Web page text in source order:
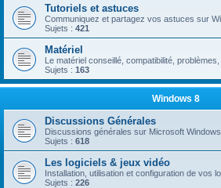
Tutoriels et astuces
Communiquez et partagez vos astuces sur
Sujets : 421
Matériel
Le matériel conseillé, compatibilité, problèmes,
Sujets : 163
Windows 8
Discussions Générales
Discussions générales sur Microsoft Windows
Sujets : 618
Les logiciels & jeux vidéo
Installation, utilisation et configuration de vos
Sujets : 226